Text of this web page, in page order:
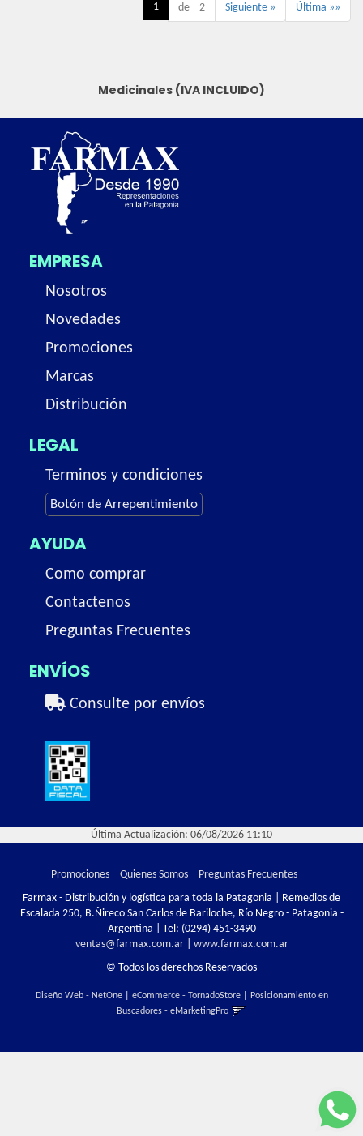
1 de 2 Siguiente » Última »»
Medicinales (IVA INCLUIDO)
EMPRESA
Nosotros
Novedades
Promociones
Marcas
Distribución
LEGAL
Terminos y condiciones
Botón de Arrepentimiento
AYUDA
Como comprar
Contactenos
Preguntas Frecuentes
ENVÍOS
Consulte por envíos
Última Actualización: 06/08/2026 11:10
Promociones Quienes Somos
Preguntas Frecuentes
Farmax - Distribución y logística para toda la Patagonia | Remedios de
Escalada 250, B.Ñireco San Carlos de Bariloche, Río Negro - Patagonia -
Argentina | Tel: (0294) 451-3490
ventas@farmax.com.ar| www.farmax.com.ar
© Todos los derechos Reservados
Diseño Web - NetOne| eCommerce - TornadoStore|
Posicionamiento en
Buscadores - eMarketingPro